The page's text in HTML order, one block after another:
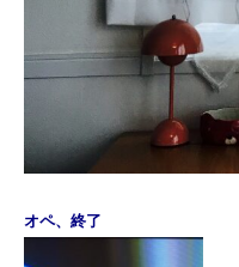
オペ、終了